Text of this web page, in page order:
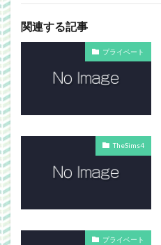
関連する記事
プライベート
TheSims4
プライベート